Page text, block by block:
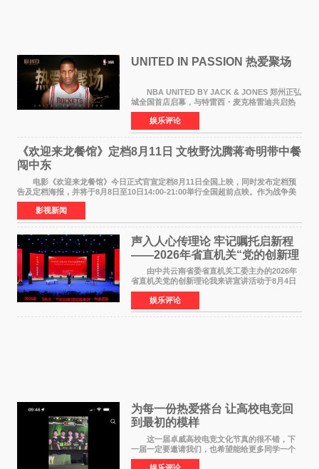
UNITED IN PASSION 热爱聚场
NBA UNITED BY JACK & JONES 郑州正弘
城全国首店启幕，与特雷西・麦克格雷迪共启热
爱 2026 年7 月21 日，
NBAUNITEDBYJACK&JONES 全国首店，于郑
州正弘城正式启幕。NBA 传奇球星
娱乐评论
《欢迎来龙餐馆》定档8月11日 文牧野沈腾蒋奇明带中餐
闯中东
电影《欢迎来龙餐馆》今日正式官宣定档8月11日全国上映，同时发布定档预
告及定档海报，并将于8月8日至10日14:00-21:00举行全国超前点映。作为战争美
食大片，影片讲述的是中国厨师徐福（沈腾
影视新闻
声入人心传理论 牢记嘱托启新程
——2026年省直机关“党的创新理
论我来讲”宣讲活动圆满落幕
由中共云南省委省直机关工委主办的2026年
省直机关党的创新理论我来讲宣讲活动于8月4日
至5日在昆明举办。活动以 "牢记嘱托 感恩奋进
开创云南发展新局面 "为主题，坚持以新时代中国
特色社会主义
娱乐评论
为每一份热爱搭台 让高校电竞回
到最初的模样
这一届卓威高校电竞文化节真的很不错，下
一届一定要邀请我们，也希望能给更多同学一个
来到现场的机会。 2026卓威高校电竞文化节